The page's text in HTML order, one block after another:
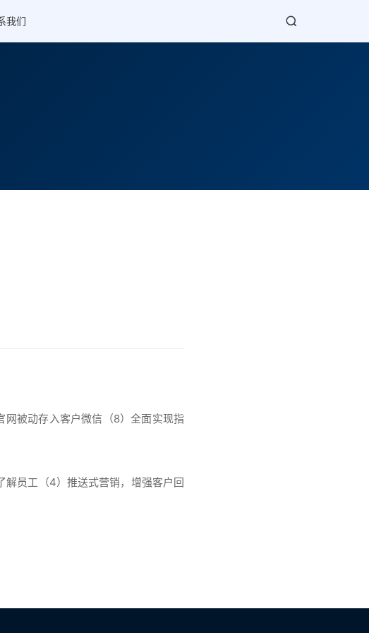
我们
被动存入客户微信（8）全面实现指
解员工（4）推送式营销，增强客户回